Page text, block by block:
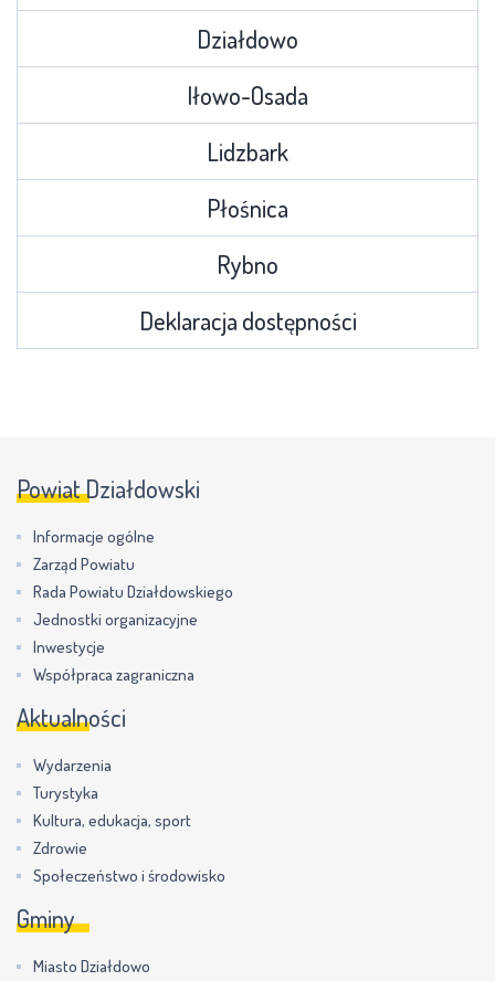
Działdowo
Iłowo-Osada
Lidzbark
Płośnica
Rybno
Deklaracja dostępności
Powiat Działdowski
Informacje ogólne
Zarząd Powiatu
Rada Powiatu Działdowskiego
Jednostki organizacyjne
Inwestycje
Współpraca zagraniczna
Aktualności
Wydarzenia
Turystyka
Kultura, edukacja, sport
Zdrowie
Społeczeństwo i środowisko
Gminy
Miasto Działdowo